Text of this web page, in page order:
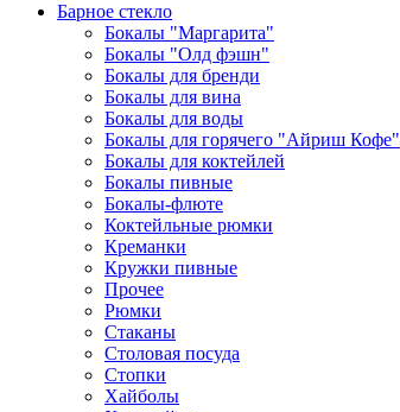
Барное стекло
Бокалы "Маргарита"
Бокалы "Олд фэшн"
Бокалы для бренди
Бокалы для вина
Бокалы для воды
Бокалы для горячего "Айриш Кофе"
Бокалы для коктейлей
Бокалы пивные
Бокалы-флюте
Коктейльные рюмки
Креманки
Кружки пивные
Прочее
Рюмки
Стаканы
Столовая посуда
Стопки
Хайболы